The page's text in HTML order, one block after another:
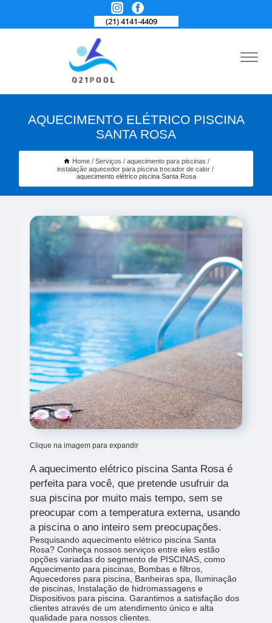
(21) 4141-4409
AQUECIMENTO ELÉTRICO PISCINA
SANTA ROSA
Home Serviços
aquecimento para piscinas
instalação aquecedor para piscina trocador de calor
aquecimento elétrico piscina Santa Rosa
Clique na imagem para expandir
A aquecimento elétrico piscina Santa Rosa é
perfeita para você, que pretende usufruir da
sua piscina por muito mais tempo, sem se
preocupar com a temperatura externa, usando
a piscina o ano inteiro sem preocupações.
Pesquisando aquecimento elétrico piscina Santa
Rosa? Conheça nossos serviços entre eles estão
opções variadas do segmento de PISCINAS, como
Aquecimento para piscinas, Bombas e filtros,
Aquecedores para piscina, Banheiras spa, Iluminação
de piscinas, Instalação de hidromassagens e
Dispositivos para piscina. Garantimos a satisfação dos
clientes através de um atendimento único e alta
qualidade para nossos clientes.